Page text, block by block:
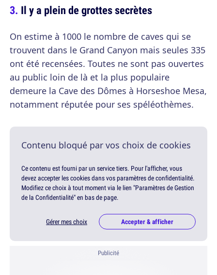
Il y a plein de grottes secrètes
On estime à 1000 le nombre de caves qui se
trouvent dans le Grand Canyon mais seules 335
ont été recensées. Toutes ne sont pas ouvertes
au public loin de là et la plus populaire
demeure la Cave des Dômes à Horseshoe Mesa,
notamment réputée pour ses spéléothèmes.
Contenu bloqué par vos choix de cookies
Ce contenu est fourni par un service tiers. Pour l'afficher, vous
devez accepter les cookies dans vos paramètres de confidentialité.
Modifiez ce choix à tout moment via le lien "Paramètres de Gestion
de la Confidentialité" en bas de page.
Gérer mes choix Accepter & afficher
Publicité